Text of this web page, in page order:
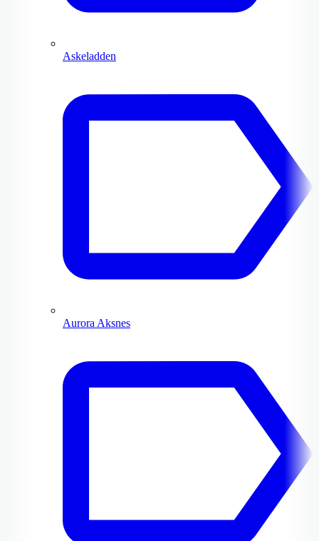
Askeladden
Aurora Aksnes